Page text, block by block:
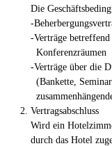
Die
-
-Verträge
-Verträge über die
(Bankette,
Vertragsabschluss
Wird ein
durch das Hotel